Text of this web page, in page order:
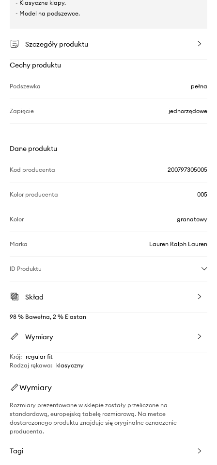
- Klasyczne klapy.
- Model na podszewce.
Szczegóły produktu
Cechy produktu
Podszewka pełna
Zapięcie jednorzędowe
Dane produktu
Kod producenta 200797305005
Kolor producenta 005
Kolor granatowy
Marka Lauren Ralph Lauren
ID Produktu
Skład
98 % Bawełna, 2 % Elastan
Wymiary
Krój: regular fit
Rodzaj rękawa: klasyczny
Wymiary
Rozmiary prezentowane w sklepie zostały przeliczone na
standardową, europejską tabelę rozmiarową. Na metce
dostarczonego produktu znajduje się oryginalne oznaczenie
producenta.
Tagi